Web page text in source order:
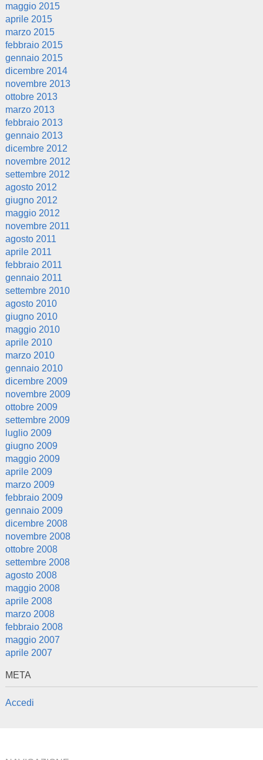
maggio 2015
aprile 2015
marzo 2015
febbraio 2015
gennaio 2015
dicembre 2014
novembre 2013
ottobre 2013
marzo 2013
febbraio 2013
gennaio 2013
dicembre 2012
novembre 2012
settembre 2012
agosto 2012
giugno 2012
maggio 2012
novembre 2011
agosto 2011
aprile 2011
febbraio 2011
gennaio 2011
settembre 2010
agosto 2010
giugno 2010
maggio 2010
aprile 2010
marzo 2010
gennaio 2010
dicembre 2009
novembre 2009
ottobre 2009
settembre 2009
luglio 2009
giugno 2009
maggio 2009
aprile 2009
marzo 2009
febbraio 2009
gennaio 2009
dicembre 2008
novembre 2008
ottobre 2008
settembre 2008
agosto 2008
maggio 2008
aprile 2008
marzo 2008
febbraio 2008
maggio 2007
aprile 2007
META
Accedi